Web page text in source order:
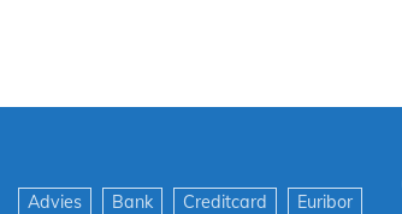
Advies Bank Creditcard
Euribor